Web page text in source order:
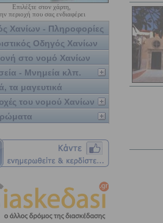
Επιλέξτε στον χάρτη,
περιοχή που σας ενδιαφέρει
Χανίων - Πληροφορίες
Οδηγός Χανίων
στο νομό Χανίων
- Μνημεία κλπ.
τα μαγευτικά
του νομού Χανίων